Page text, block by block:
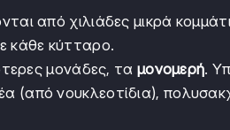
από χιλιάδες μικρά
κάθε κύτταρο.
μονάδες, τα μονομερή.
(από νουκλεοτίδια),